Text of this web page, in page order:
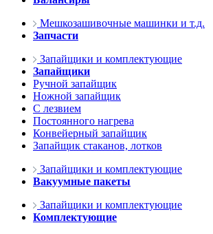
Мешкозашивочные машинки и т.д.
Запчасти
Запайщики и комплектующие
Запайщики
Ручной запайщик
Ножной запайщик
С лезвием
Постоянного нагрева
Конвейерный запайщик
Запайщик стаканов, лотков
Запайщики и комплектующие
Вакуумные пакеты
Запайщики и комплектующие
Комплектующие